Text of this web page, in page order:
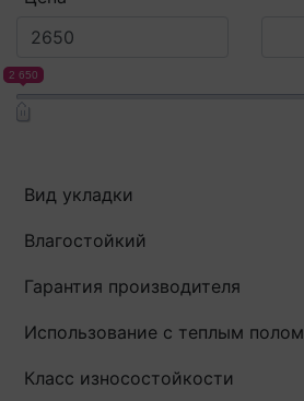
2 650
Вид укладки
Влагостойкий
Гарантия производителя
Использование с теплым полом
Класс износостойкости